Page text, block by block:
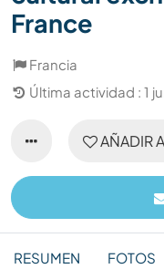
France
Francia
Última actividad : 1
AÑADIR
RESUMEN FOTOS